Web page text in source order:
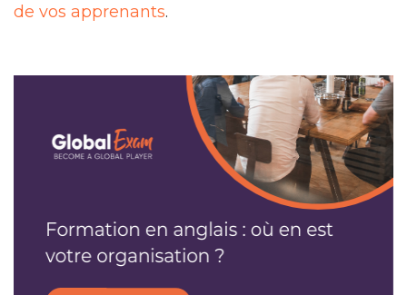
de vos apprenants.